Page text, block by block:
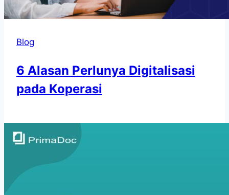
Blog
6 Alasan Perlunya Digitalisasi
pada Koperasi